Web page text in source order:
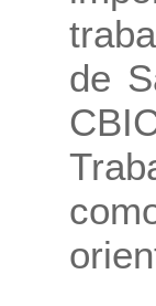
de